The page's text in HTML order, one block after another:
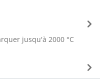
jusqu'à 2000 °C